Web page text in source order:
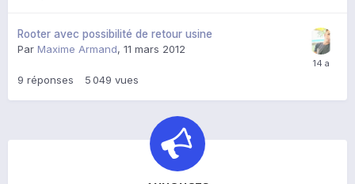
Rooter avec possibilité de retour usine
Par Maxime Armand, 11 mars 2012
9 réponses 5 049 vues